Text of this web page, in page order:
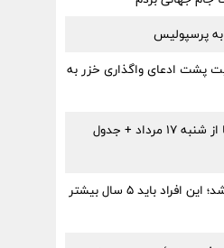
پرسپولیس
پشت ادعای واگذاری خزر به
جزئیات ثبت‌نام کوییک S سایپا از شنبه ۱۷ مرداد + جدول
شرط جدید بازنشستگی اجرایی شد؛ این افراد باید ۵ سال بیشتر